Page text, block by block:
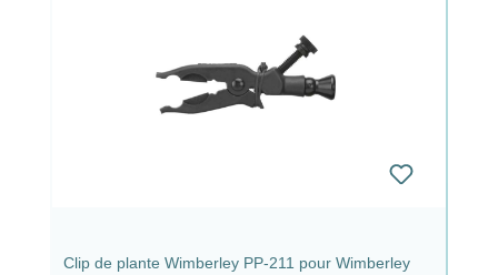
Clip de plante Wimberley PP-211 pour Wimberley